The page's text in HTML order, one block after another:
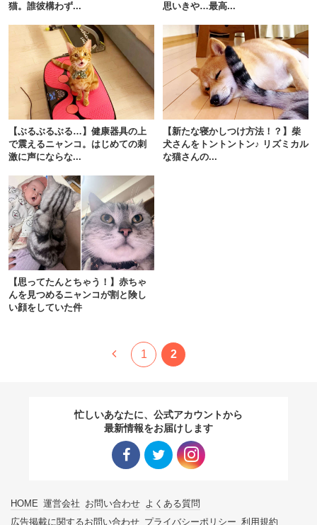
猫。誰彼構わず...
思いきや…最高...
【ぶるぶるぶる…】健康器具の上
で震えるニャンコ。はじめての刺
激に声にならな...
【新たな寝かしつけ方法！？】柴
犬さんをトントントン♪ リズミカル
な猫さんの...
【思ってたんとちゃう！】赤ちゃ
んを見つめるニャンコが割と険し
い顔をしていた件
1 2
忙しいあなたに、公式アカウントから
最新情報をお届けします
HOME 運営会社 お問い合わせ よくある質問
広告掲載に関するお問い合わせ プライバシーポリシー 利用規約